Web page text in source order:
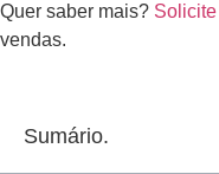
Quer saber mais? Solicite
vendas.
Sumário.